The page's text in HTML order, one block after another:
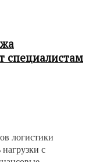
специалистам
логистики
с